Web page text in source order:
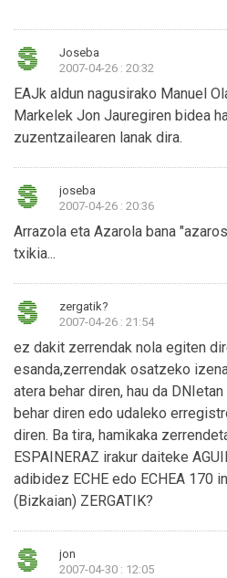
Joseba
2007-04-26 : 20:32
EAJk aldun nagusirako Manuel
Markelek Jon Jauregiren bidea
zuzentzailearen lanak dira.
joseba
2007-04-26 : 20:36
Arrazola eta Azarola bana
txikia...
zergatik?
2007-04-26 : 21:54
ez dakit zerrendak nola egiten
esanda,zerrendak osatzeko
atera behar diren, hau da
behar diren edo udaleko
diren. Ba tira, hamikaka
ESPAINERAZ irakur daiteke
adibidez ECHE edo ECHEA 170
(Bizkaian) ZERGATIK?
jon
2007-04-30 : 12:05